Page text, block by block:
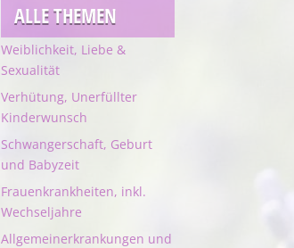
ALLE THEMEN
Weiblichkeit, Liebe &
Sexualität
Verhütung, Unerfüllter
Kinderwunsch
Schwangerschaft, Geburt
und Babyzeit
Frauenkrankheiten, inkl.
Wechseljahre
Allgemeinerkrankungen und